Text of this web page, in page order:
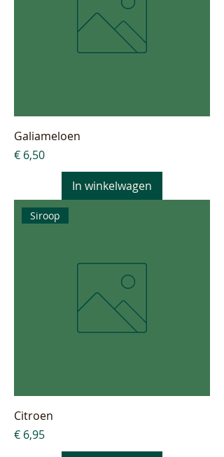
Galiameloen
Prijs
€ 6,50
In winkelwagen
Siroop
Citroen
Prijs
€ 6,95